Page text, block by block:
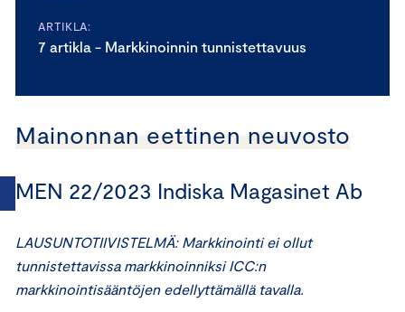
ARTIKLA:
7 artikla - Markkinoinnin tunnistettavuus
Mainonnan eettinen neuvosto
MEN 22/2023 Indiska Magasinet Ab
LAUSUNTOTIIVISTELMÄ: Markkinointi ei ollut
tunnistettavissa markkinoinniksi ICC:n
markkinointisääntöjen edellyttämällä tavalla.